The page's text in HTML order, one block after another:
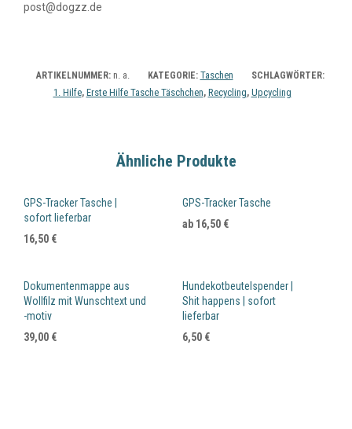
post@dogzz.de
ARTIKELNUMMER: n. a. KATEGORIE: Taschen SCHLAGWÖRTER:
1. Hilfe, Erste Hilfe Tasche Täschchen, Recycling, Upcycling
Ähnliche Produkte
GPS-Tracker Tasche |
sofort lieferbar
16,50 €
GPS-Tracker Tasche
ab 16,50 €
Dokumentenmappe aus
Wollfilz mit Wunschtext und
-motiv
39,00 €
Hundekotbeutelspender |
Shit happens | sofort
lieferbar
6,50 €